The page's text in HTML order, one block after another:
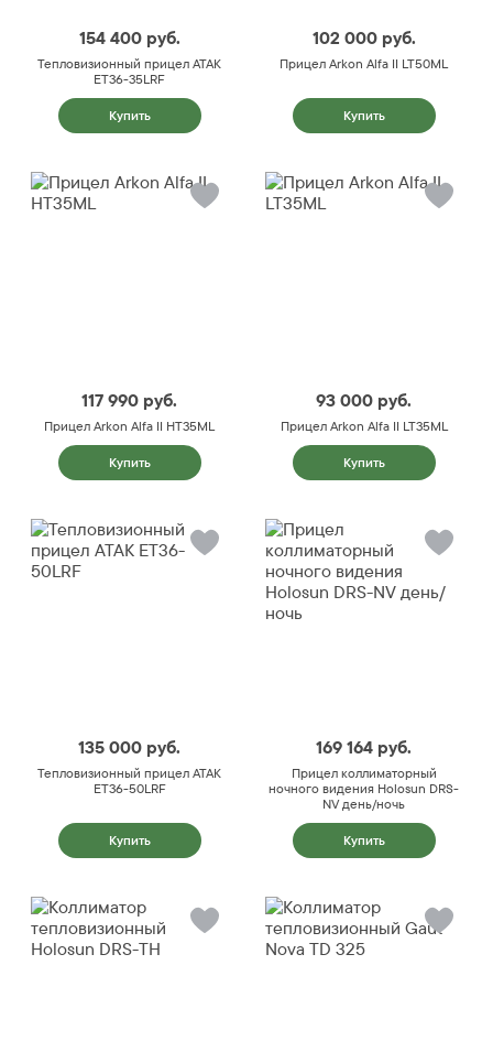
154 400 руб.
Тепловизионный прицел ATAK
ET36-35LRF
Купить
102 000 руб.
Прицел Arkon Alfa II LT50ML
Купить
117 990 руб.
Прицел Arkon Alfa II HT35ML
Купить
93 000 руб.
Прицел Arkon Alfa II LT35ML
Купить
135 000 руб.
Тепловизионный прицел ATAK
ET36-50LRF
Купить
169 164 руб.
Прицел коллиматорный
ночного видения Holosun DRS-
NV день/ночь
Купить